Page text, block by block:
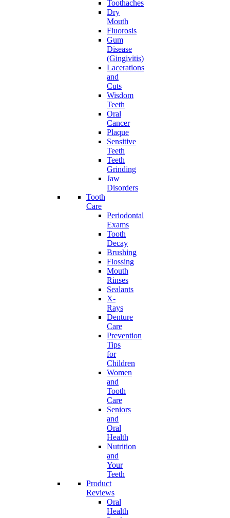
Toothaches
Dry
Mouth
Fluorosis
Gum
Disease
(Gingivitis)
Lacerations
and
Cuts
Wisdom
Teeth
Oral
Cancer
Plaque
Sensitive
Teeth
Teeth
Grinding
Jaw
Disorders
Tooth
Care
Periodontal
Exams
Tooth
Decay
Brushing
Flossing
Mouth
Rinses
Sealants
X-
Rays
Denture
Care
Prevention
Tips
for
Children
Women
and
Tooth
Care
Seniors
and
Oral
Health
Nutrition
and
Your
Teeth
Product
Reviews
Oral
Health